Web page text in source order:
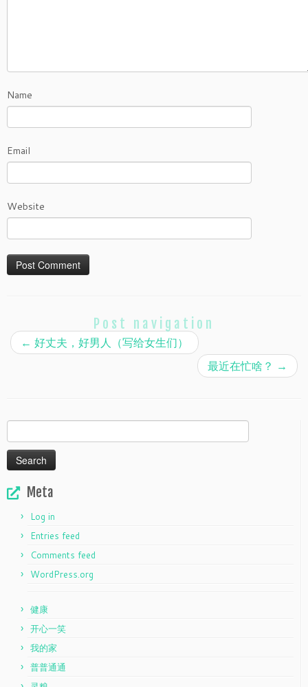
Name
Email
Website
Post navigation
← 好丈夫，好男人（写给女生们）
最近在忙啥？ →
for:
Meta
Log in
Entries feed
Comments feed
WordPress.org
健康
开心一笑
我的家
普普通通